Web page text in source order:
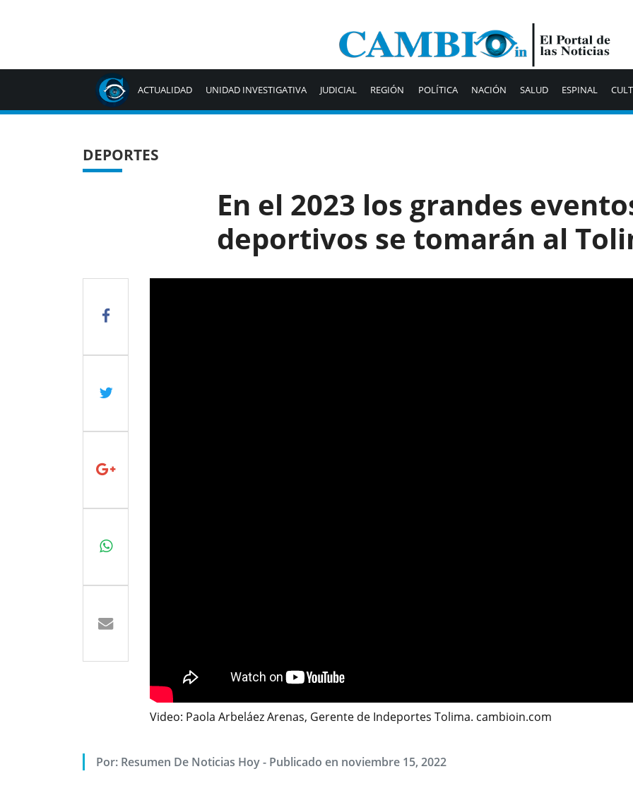
ACTUALIDAD UNIDAD INVESTIGATIVA JUDICIAL REGIÓN POLÍTICA NACIÓN SALUD ESPINAL
DEPORTES
En el 2023 los grandes
deportivos se tomarán al
Video: Paola Arbeláez Arenas, Gerente de Indeportes Tolima. cambioin.com
Por: Resumen De Noticias Hoy - Publicado en noviembre 15, 2022